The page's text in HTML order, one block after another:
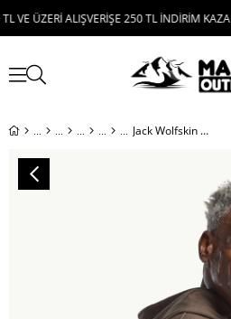
ÜZERİ ALIŞVERİŞE 250 TL İNDİRİM KAZAN!
Jack Wolfskin Konya Bag Unisex Omuz Çantası